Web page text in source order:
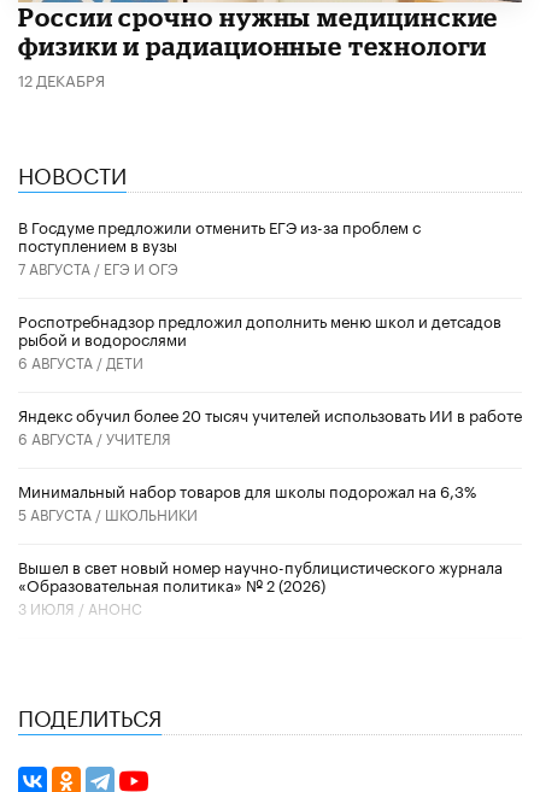
России срочно нужны медицинские
физики и радиационные технологи
12 ДЕКАБРЯ
НОВОСТИ
В Госдуме предложили отменить ЕГЭ из-за проблем с
поступлением в вузы
7 АВГУСТА / ЕГЭ И ОГЭ
Роспотребнадзор предложил дополнить меню школ и детсадов
рыбой и водорослями
6 АВГУСТА / ДЕТИ
​Яндекс обучил более 20 тысяч учителей использовать ИИ в работе
6 АВГУСТА /УЧИТЕЛЯ
Минимальный набор товаров для школы подорожал на 6,3%
5 АВГУСТА / ШКОЛЬНИКИ
Вышел в свет новый номер научно-публицистического журнала
«Образовательная политика» № 2 (2026)
3 ИЮЛЯ / АНОНС
ПОДЕЛИТЬСЯ